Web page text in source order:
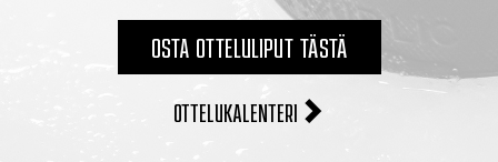
OSTA OTTELULIPUT TÄSTÄ
OTTELUKALENTERI